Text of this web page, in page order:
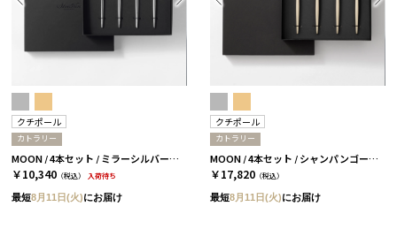
クチポール
カトラリー
MOON / 4本セット / ミラーシルバー［クチポール］
￥10,340 （税込） 入荷待ち
最短8月11日(火)にお届け
クチポール
カトラリー
MOON / 4本セット / シャンパンゴールド［クチポール］
￥17,820 （税込）
最短8月11日(火)にお届け